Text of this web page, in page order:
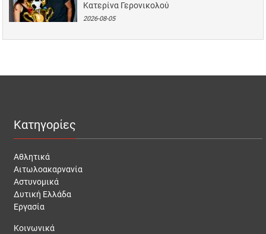
Κατερίνα Γερονικολού
2026-08-05
Κατηγορίες
Αθλητικά
Αιτωλοακαρνανία
Αστυνομικά
Δυτική Ελλάδα
Εργασία
Κοινωνικά